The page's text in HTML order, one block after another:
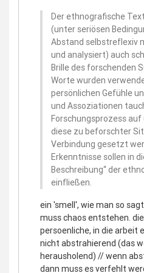
Der ethnografische
(unter seriösen
Abstand selbstreflexiv
und analysiert) auch
Brille des forschenden
Worte wurden
persönlichen Gefühle
und Assoziationen
Forschungsprozess auf
diese zu beforschter
Verbindung gesetzt
Erkenntnisse sollen in
Beschreibung“ der
einfließen.
ein 'smell', wie man so
muss chaos entstehen.
persoenliche, in die arbeit
nicht abstrahierend (das
herausholend) // wenn
dann muss es verfehlt